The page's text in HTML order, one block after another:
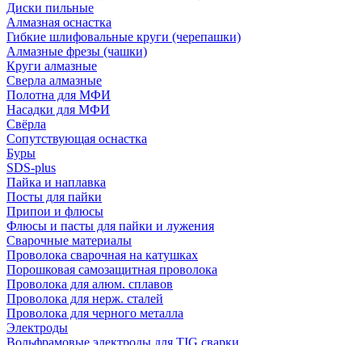
Диски пильные
Алмазная оснастка
Гибкие шлифовальные круги (черепашки)
Алмазные фрезы (чашки)
Круги алмазные
Сверла алмазные
Полотна для МФИ
Насадки для МФИ
Свёрла
Сопутствующая оснастка
Буры
SDS-plus
Пайка и наплавка
Посты для пайки
Припои и флюсы
Флюсы и пасты для пайки и лужения
Сварочные материалы
Проволока сварочная на катушках
Порошковая самозащитная проволока
Проволока для алюм. сплавов
Проволока для нерж. сталей
Проволока для черного металла
Электроды
Вольфрамовые электроды для TIG сварки